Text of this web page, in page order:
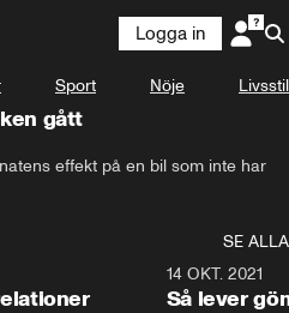
Logga in
Sport Nöje Livsstil
gått
effekt på en bil som inte har
SE ALLA
14 OKT. 2021
Så lever